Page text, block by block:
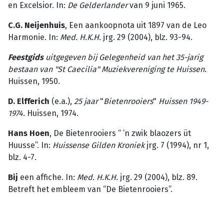
en Excelsior. In: De Gelderlan­dervan 9 juni 1965.
C.G. Neijenhuis, Een aankoopnota uit 1897 van de Leo
Harmonie. In: Med. H.K.H. jrg. 29 (2004), blz. 93-94.
Feestgidsuitgegeven bij Gelegenheid van het 35-jarig
bestaan van "St Caecilia" Muziekvere­niging te Huissen.
Huissen, 1950.
D. Elfferich (e.a.), 25 jaar"Bietenrooiers" Huissen 1949-
1974. Huissen, 1974.
Hans Hoen, De Bietenrooiers “ ’n zwik blaozers üt
Huusse”. In: Huissense Gilden Kroniekjrg. 7 (1994), nr 1,
blz. 4-7.
Bij een affiche. In: Med. H.K.H. jrg. 29 (2004), blz. 89.
Betreft het embleem van “De Bietenrooiers”.